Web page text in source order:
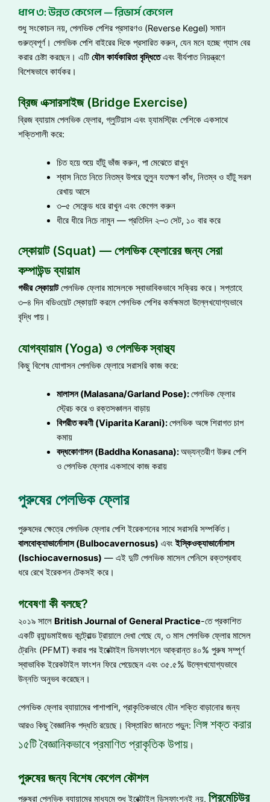
ধাপ ৩: উন্নত কেগেল — রিভার্স কেগেল
শুধু সংকোচন নয়, পেলভিক পেশির প্রসারণও (Reverse Kegel) সমান
গুরুত্বপূর্ণ। পেলভিক পেশি বাইরের দিকে প্রসারিত করুন, যেন মনে হচ্ছে গ্যাস বের
করার চেষ্টা করছেন। এটি যৌন কার্যকারিতা বৃদ্ধিতেএবং বীর্যপাত নিয়ন্ত্রণে
বিশেষভাবে কার্যকর।
ব্রিজ এক্সারসাইজ (Bridge Exercise)
ব্রিজ ব্যায়াম পেলভিক ফ্লোর, গ্লুটিয়াস এবং হ্যামস্ট্রিং পেশিকে একসাথে
শক্তিশালী করে:
চিত হয়ে শুয়ে হাঁটু ভাঁজ করুন, পা মেঝেতে রাখুন
শ্বাস নিতে নিতে নিতম্ব উপরে তুলুন যতক্ষণ কাঁধ, নিতম্ব ও হাঁটু সরল
রেখায় আসে
৩–৫ সেকেন্ড ধরে রাখুন এবং কেগেল করুন
ধীরে ধীরে নিচে নামুন — প্রতিদিন ২–৩ সেট, ১০ বার করে
স্কোয়াট (Squat) — পেলভিক ফ্লোরের জন্য সেরা
কম্পাউন্ড ব্যায়াম
গভীর স্কোয়াটপেলভিক ফ্লোর মাসেলকে স্বাভাবিকভাবে সক্রিয় করে। সপ্তাহে
৩–৪ দিন বডিওয়েট স্কোয়াট করলে পেলভিক পেশির কর্মক্ষমতা উল্লেখযোগ্যভাবে
বৃদ্ধি পায়।
যোগব্যায়াম (Yoga) ও পেলভিক স্বাস্থ্য
কিছু বিশেষ যোগাসন পেলভিক ফ্লোরে সরাসরি কাজ করে:
মালাসন (Malasana/Garland Pose):পেলভিক ফ্লোর
স্ট্রেচ করে ও রক্তসঞ্চালন বাড়ায়
বিপরীতকরণী (Viparita Karani):পেলভিক অঙ্গে শিরাগত চাপ
কমায়
বদ্ধকোণাসন (Baddha Konasana):অভ্যন্তরীণ উরুর পেশি
ও পেলভিক ফ্লোর একসাথে কাজ করায়
পুরুষের পেলভিক ফ্লোর
পুরুষদের ক্ষেত্রে পেলভিক ফ্লোর পেশি ইরেকশনের সাথে সরাসরি সম্পর্কিত।
বালবোক্যাভার্নোসাস(Bulbocavernosus) এবং ইস্কিওক্যাভার্নোসাস
(Ischiocavernosus) — এই দুটি পেলভিক মাসেল পেনিসে রক্তপ্রবাহ
ধরে রেখে ইরেকশন টেকসই করে।
গবেষণা কী বলছে?
২০১৯ সালে British Journal of General Practice-তে প্রকাশিত
একটি র‍্যান্ডমাইজড কন্ট্রোল্ড ট্রায়ালে দেখা গেছে যে, ৩ মাস পেলভিক ফ্লোর মাসেল
ট্রেনিং (PFMT) করার পর ইরেক্টাইল ডিসফাংশনে আক্রান্ত ৪০% পুরুষ সম্পূর্ণ
স্বাভাবিক ইরেকটাইল ফাংশন ফিরে পেয়েছেন এবং ৩৫.৫% উল্লেখযোগ্যভাবে
উন্নতি অনুভব করেছেন।
পেলভিক ফ্লোর ব্যায়ামের পাশাপাশি, প্রাকৃতিকভাবে যৌন শক্তি বাড়ানোর জন্য
আরও কিছু বৈজ্ঞানিক পদ্ধতি রয়েছে। বিস্তারিত জানতে পড়ুন: লিঙ্গ শক্ত করার
১৫টি বৈজ্ঞানিকভাবে প্রমাণিত প্রাকৃতিক উপায় ।
পুরুষের জন্য বিশেষ কেগেল কৌশল
পুরুষরা পেলভিক ব্যায়ামের মাধ্যমে শুধু ইরেক্টাইল ডিসফাংশনই নয়, প্রিমেচিউর